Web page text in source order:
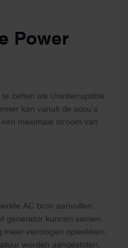
Power
zetten als Uninterruptible
kan vanuit de accu’s
maximale stroom van
AC bron aanvullen.
generator kunnen samen
meer vermogen opwekken.
worden aangesloten,